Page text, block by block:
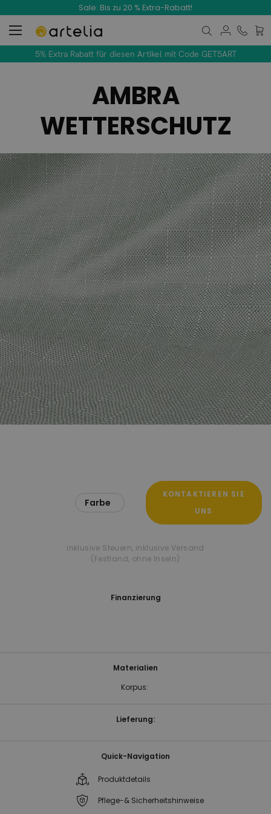
Sale: Bis zu 20 % Extra-Rabatt!
Mein
5% Extra Rabatt für diesen Artikel mit Code GET5ART
AMBRA
WETTERSCHUTZ
Farbe
KONTAKTIEREN SIE
UNS
inklusive Steuern, inklusive Versand
(Festland, ohne Inseln)
Materialien
Korpus:
Lieferung:
Quick-Navigation
Produktdetails
Pflege-& Sicherheitshinweise
Finanzierung